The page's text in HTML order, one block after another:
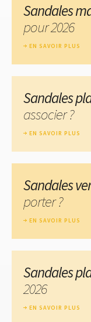
Sandales
pour 2026
EN SAVOIR PLUS
Sandales
associer ?
EN SAVOIR PLUS
Sandales
porter ?
EN SAVOIR PLUS
Sandales
2026
EN SAVOIR PLUS